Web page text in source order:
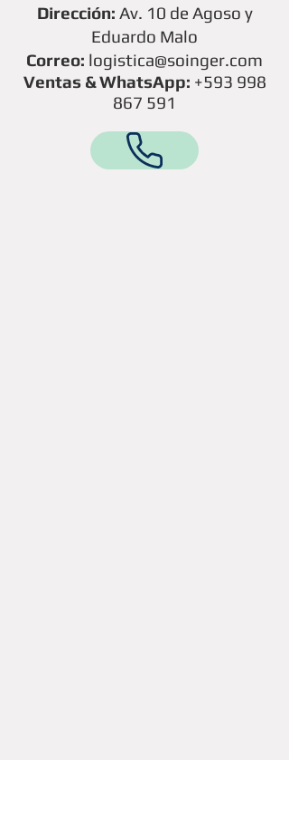
Dirección: Av. 10 de Agoso y
Eduardo Malo
Correo: logistica@soinger.com
Ventas & WhatsApp: +593 998
867 591